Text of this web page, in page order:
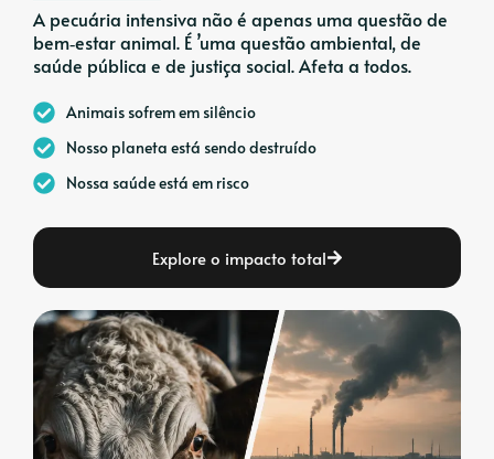
A pecuária intensiva não é apenas uma questão de
bem‑estar animal. É ’uma questão ambiental, de
saúde pública e de justiça social. Afeta a todos.
Animais sofrem em silêncio
Nosso planeta está sendo destruído
Nossa saúde está em risco
Explore o impacto total